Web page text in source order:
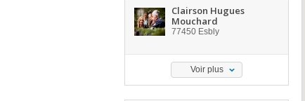
Clairson Hugues
Mouchard
77450 Esbly
Voir plus